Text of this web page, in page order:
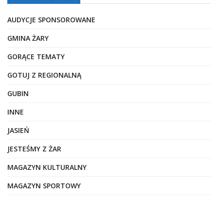
AUDYCJE SPONSOROWANE
GMINA ŻARY
GORĄCE TEMATY
GOTUJ Z REGIONALNĄ
GUBIN
INNE
JASIEŃ
JESTEŚMY Z ŻAR
MAGAZYN KULTURALNY
MAGAZYN SPORTOWY